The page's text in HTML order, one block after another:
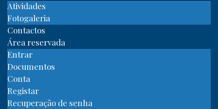
Atividades
Fotogaleria
Contactos
Área reservada
Entrar
Documentos
Conta
Registar
Recuperação de senha